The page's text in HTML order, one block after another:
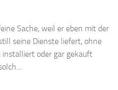
Sache, weil er eben mit der
seine Dienste liefert, ohne
installiert oder gar gekauft